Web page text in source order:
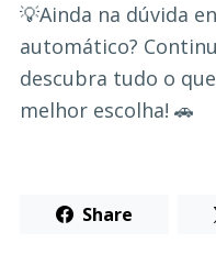
💡Ainda na dúvida
automático?
descubra tudo o
melhor escolha! 🚗
Share